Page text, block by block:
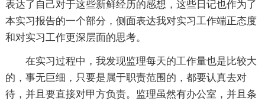
表达了自己对于这些新鲜经历的感想，这些日记也作为了
本实习报告的一个部分，侧面表达我对实习工作端正态度
和对实习工作更深层面的思考。
在实习过程中，我发现监理每天的工作量也是比较大
的，事无巨细，只要是属于职责范围的，都要认真去对
待，并且要直接对甲方负责。监理虽然有办公室，并且条